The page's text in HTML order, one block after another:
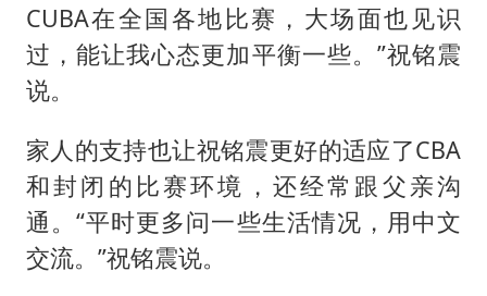
CUBA在全国各地比赛，大场面也见识
过，能让我心态更加平衡一些。”祝铭震
说。
家人的支持也让祝铭震更好的适应了CBA
和封闭的比赛环境，还经常跟父亲沟
通。“平时更多问一些生活情况，用中文
交流。”祝铭震说。